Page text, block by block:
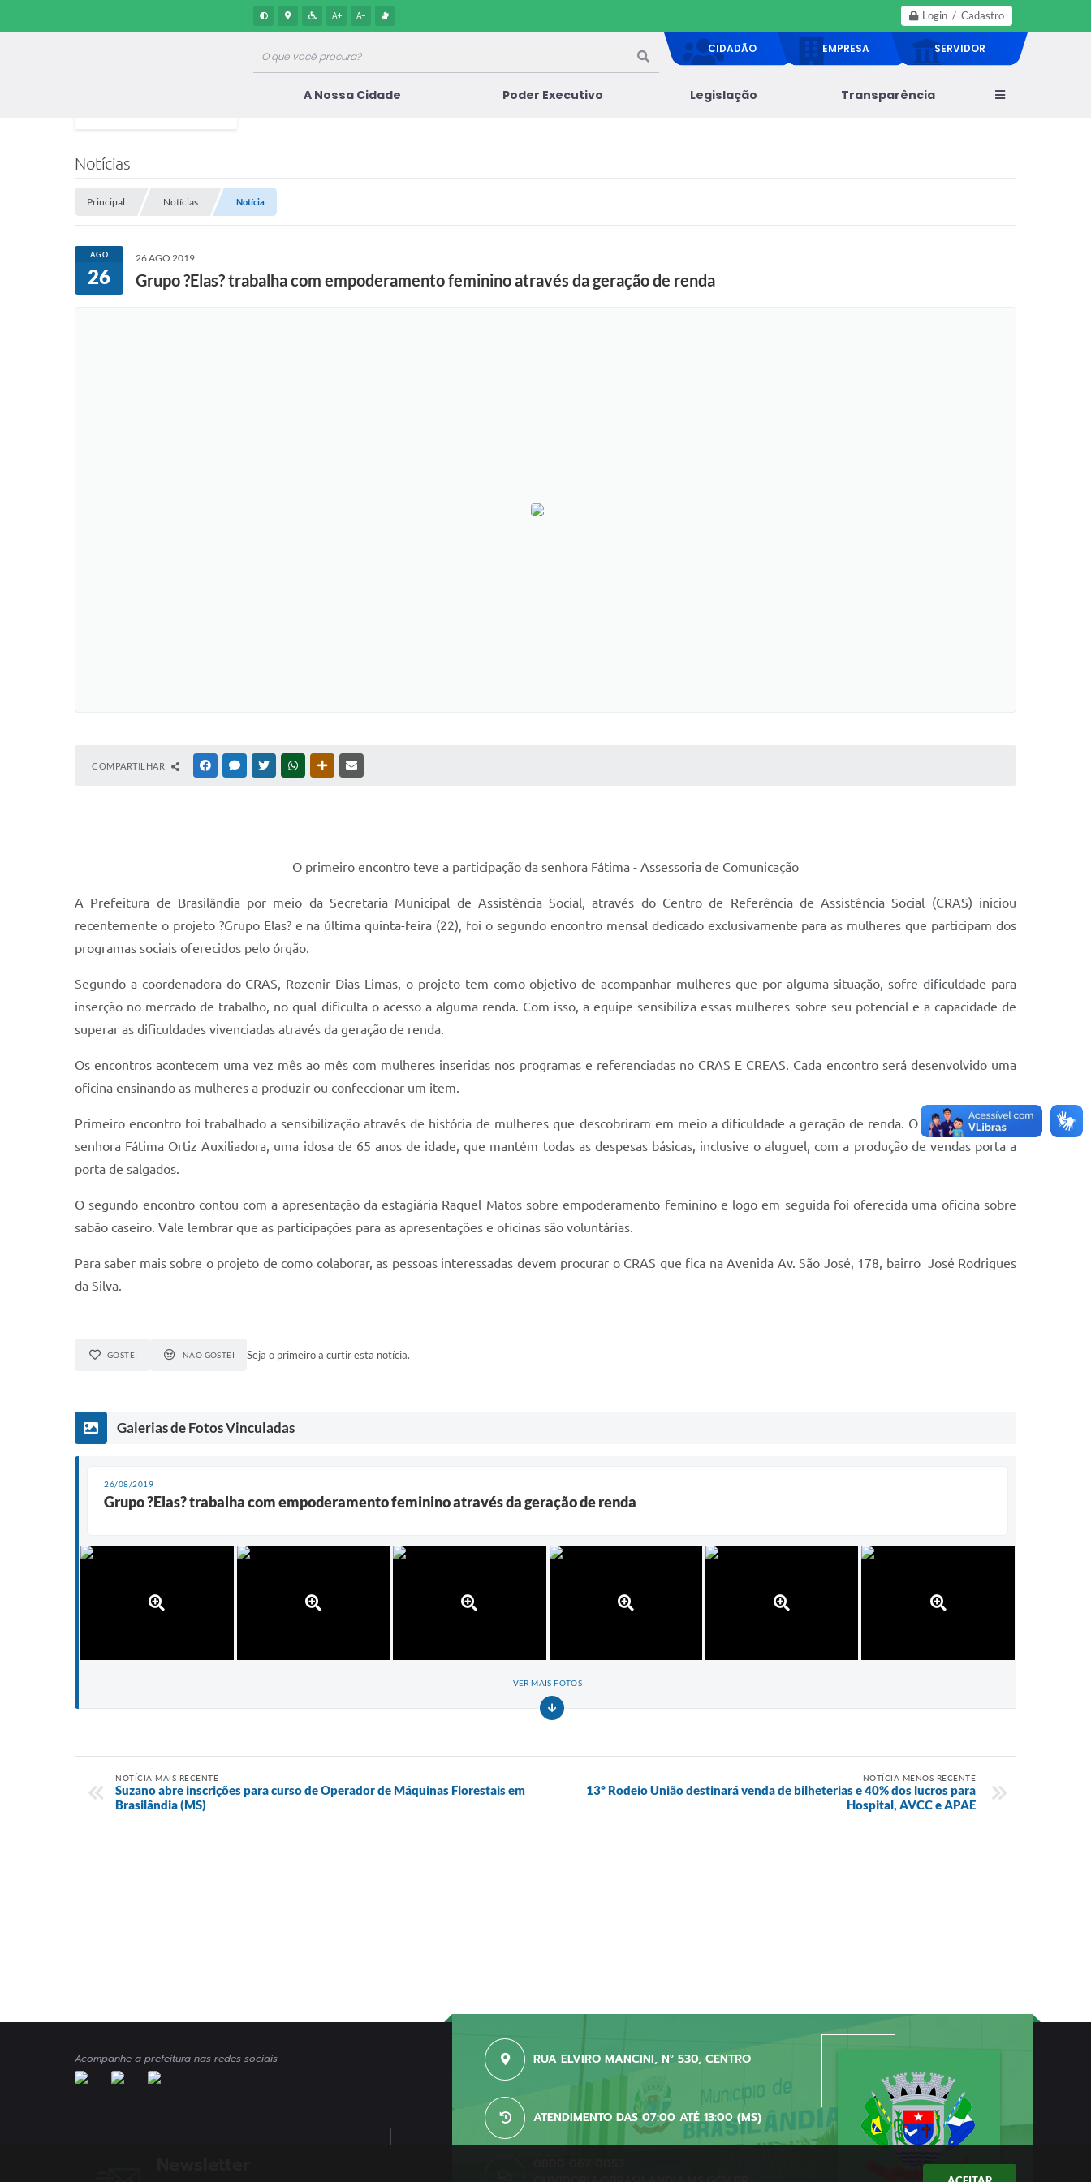
Login / Cadastro
A+ A-
CIDADÃO EMPRESA SERVIDOR
A Nossa Cidade Poder Executivo Legislação Transparência
Notícias
Principal Notícias Notícia
AGO
26
26 AGO 2019
Grupo ?Elas? trabalha com empoderamento feminino através da geração de renda
COMPARTILHAR FACEBOOKMESSENGER
TWITTERWHATSAPPOUTRAS MÍDIAS
O primeiro encontro teve a participação da senhora Fátima - Assessoria de Comunicação
A Prefeitura de Brasilândia por meio da Secretaria Municipal de Assistência Social, através do Centro de Referência de Assistência Social (CRAS) iniciou
recentemente o projeto ?Grupo Elas? e na última quinta-feira (22), foi o segundo encontro mensal dedicado exclusivamente para as mulheres que participam dos
programas sociais oferecidos pelo órgão.
Segundo a coordenadora do CRAS, Rozenir Dias Limas, o projeto tem como objetivo de acompanhar mulheres que por alguma situação, sofre dificuldade para
inserção no mercado de trabalho, no qual dificulta o acesso a alguma renda. Com isso, a equipe sensibiliza essas mulheres sobre seu potencial e a capacidade de
superar as dificuldades vivenciadas através da geração de renda.
Os encontros acontecem uma vez mês ao mês com mulheres inseridas nos programas e referenciadas no CRAS E CREAS. Cada encontro será desenvolvido uma
oficina ensinando as mulheres a produzir ou confeccionar um item.
Primeiro encontro foi trabalhado a sensibilização através de história de mulheres que descobriram em meio a dificuldade a geração de renda. O CRAS recebeu a
senhora Fátima Ortiz Auxiliadora, uma idosa de 65 anos de idade, que mantém todas as despesas básicas, inclusive o aluguel, com a produção de vendas porta a
porta de salgados.
O segundo encontro contou com a apresentação da estagiária Raquel Matos sobre empoderamento feminino e logo em seguida foi oferecida uma oficina sobre
sabão caseiro. Vale lembrar que as participações para as apresentações e oficinas são voluntárias.
Para saber mais sobre o projeto de como colaborar, as pessoas interessadas devem procurar o CRAS que fica na Avenida Av. São José, 178, bairro José Rodrigues
da Silva.
GOSTEI NÃO GOSTEI Seja o primeiro a curtir esta notícia.
Galerias de Fotos Vinculadas
26/08/2019
Grupo ?Elas? trabalha com empoderamento feminino através da geração de renda
VER MAIS FOTOS
NOTÍCIA MAIS RECENTE
Suzano abre inscrições para curso de Operador de Máquinas Florestais em
Brasilândia (MS)
NOTÍCIA MENOS RECENTE
13º Rodeio União destinará venda de bilheterias e 40% dos lucros para
Hospital, AVCC e APAE
Acompanhe a prefeitura nas redes sociais RUA ELVIRO MANCINI, N° 530, CENTRO
ATENDIMENTO DAS 07:00 ATÉ 13:00 (MS)